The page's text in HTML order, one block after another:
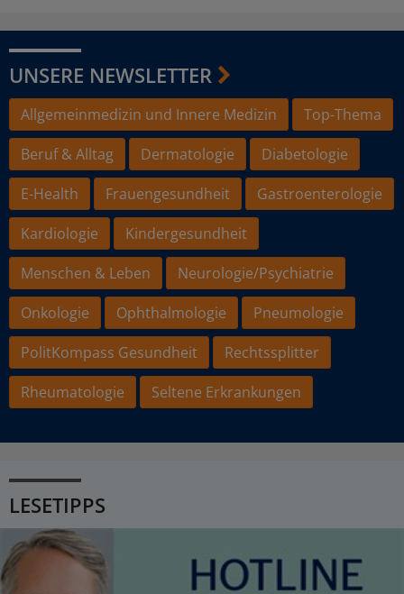
UNSERE NEWSLETTER
Allgemeinmedizin und Innere Medizin
Top-Thema
Beruf & Alltag
Dermatologie
Diabetologie
E-Health
Frauengesundheit
Gastroenterologie
Kardiologie
Kindergesundheit
Menschen & Leben
Neurologie/Psychiatrie
Onkologie
Ophthalmologie
Pneumologie
PolitKompass Gesundheit
Rechtssplitter
Rheumatologie
Seltene Erkrankungen
LESETIPPS